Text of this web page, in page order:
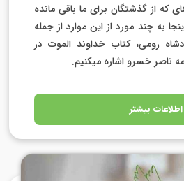
گذشتگان برای ما باقی مانده
مورد از این موارد از جمله
کتاب خداوند الموت در
اشاره میکنیم.
بیشتر